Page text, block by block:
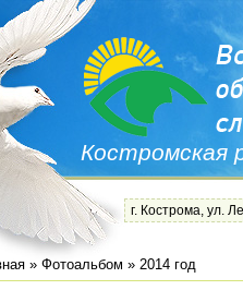
Костромская
г. Кострома, ул.
» Фотоальбом » 2014 год